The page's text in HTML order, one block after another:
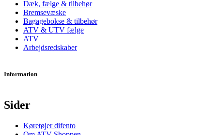
Dæk, fælge & tilbehør
Bremsevæske
Bagagebokse & tilbehør
ATV & UTV fælge
ATV
Arbejdsredskaber
Information
Sider
Køretøjer difento